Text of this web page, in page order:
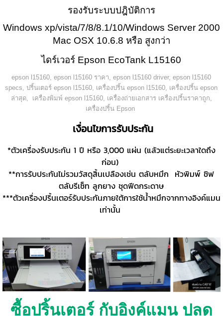
รองรับระบบปฎิบัติการ
Windows xp/vista/7/8/8.1/10/Windows Server 2000
Mac OSX 10.6.8 หรือ สูงกว่า
ไดร์เวอร์ Epson EcoTank L15160
epson l15160, epson l15160 ราคา, epson l15160 driver, epson l15160
specs, ปริ้นเตอร์ epson l15160, เครื่องปริ้น epson l15160, เครื่องปริ้น epson
ล่าสุด, เครื่องพิมพ์ epson l15160, เครื่องถ่ายเอกสาร เครื่องปริ้นราคาถูก,
เครื่องปริ้น Epson
เงื่อนไขการรับประกัน
*ตัวเครื่องรับประกัน 1 ปี หรือ 3,000 แผ่น (แล้วแต่ระยะเวลาใดถึง
ก่อน)
**การรับประกันไม่รวมวัสดุสิ้นเปลืองเช่น ตลับหมึก หัวพิมพ์ ชิฟ
ตลับรีเซ็ท ลูกยาง ชุดฟีดกระดาษ
***ตัวเครื่องปริ้นเตอร์รับประกันภายใต้การใช้น้ำหมึกจากทางอิงค์แมน
เท่านั้น
ซื้อปริ้นเตอร์ กับอิงค์แมน ปลด